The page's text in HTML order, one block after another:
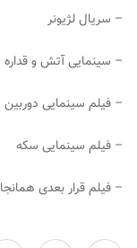
– سریال لژیونر
– سینمایی آتش و قداره
– فیلم سینمایی دوربین
– فیلم سینمایی سکه
– فیلم قرار بعدی همانجا